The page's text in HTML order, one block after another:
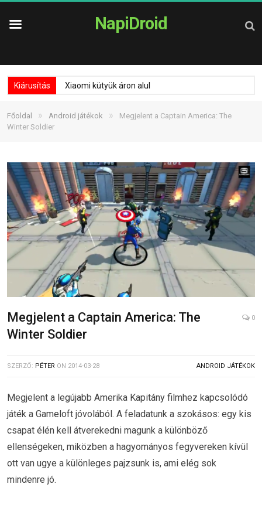
NapiDroid
Kiárusítás Xiaomi kütyük áron alul
Főoldal » Android játékok »
Megjelent a Captain America: The
Winter Soldier
Megjelent a Captain America: The
Winter Soldier
0
SZERZŐ: PÉTER ON 2014-03-28 ANDROID JÁTÉKOK
Megjelent a legújabb Amerika Kapitány filmhez kapcsolódó
játék a Gameloft jóvolából. A feladatunk a szokásos: egy kis
csapat élén kell átverekedni magunk a különböző
ellenségeken, miközben a hagyományos fegyvereken kívül
ott van ugye a különleges pajzsunk is, ami elég sok
mindenre jó.